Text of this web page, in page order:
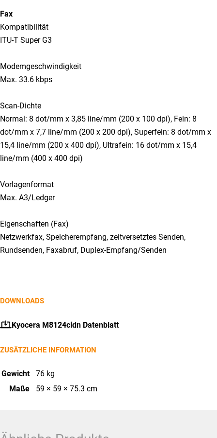
Fax
Kompatibilität
ITU-T Super G3
Modemgeschwindigkeit
Max. 33.6 kbps
Scan-Dichte
Normal: 8 dot/mm x 3,85 line/mm (200 x 100 dpi), Fein: 8
dot/mm x 7,7 line/mm (200 x 200 dpi), Superfein: 8 dot/mm x
15,4 line/mm (200 x 400 dpi), Ultrafein: 16 dot/mm x 15,4
line/mm (400 x 400 dpi)
Vorlagenformat
Max. A3/Ledger
Eigenschaften (Fax)
Netzwerkfax, Speicherempfang, zeitversetztes Senden,
Rundsenden, Faxabruf, Duplex-Empfang/Senden
DOWNLOADS
Kyocera M8124cidn Datenblatt
ZUSÄTZLICHE INFORMATION
Gewicht
76 kg
Maße
59 × 59 × 75.3 cm